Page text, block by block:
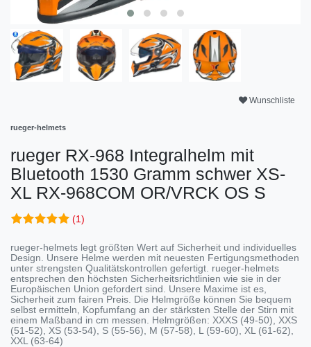
Wunschliste
rueger-helmets
rueger RX-968 Integralhelm mit
Bluetooth 1530 Gramm schwer XS-
XL
RX-968COM OR/VRCK OS S
(1)
rueger-helmets legt größten Wert auf Sicherheit und individuelles
Design. Unsere Helme werden mit neuesten Fertigungsmethoden
unter strengsten Qualitätskontrollen gefertigt. rueger-helmets
entsprechen den höchsten Sicherheitsrichtlinien wie sie in der
Europäischen Union gefordert sind. Unsere Maxime ist es,
Sicherheit zum fairen Preis. Die Helmgröße können Sie bequem
selbst ermitteln, Kopfumfang an der stärksten Stelle der Stirn mit
einem Maßband in cm messen. Helmgrößen: XXXS (49-50), XXS
(51-52), XS (53-54), S (55-56), M (57-58), L (59-60), XL (61-62),
XXL (63-64)